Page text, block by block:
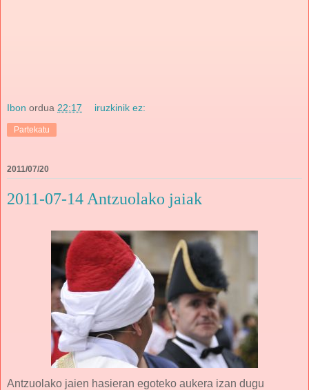
Ibon ordua 22:17 iruzkinik ez:
Partekatu
2011/07/20
2011-07-14 Antzuolako jaiak
Antzuolako jaien hasieran egoteko aukera izan dugu